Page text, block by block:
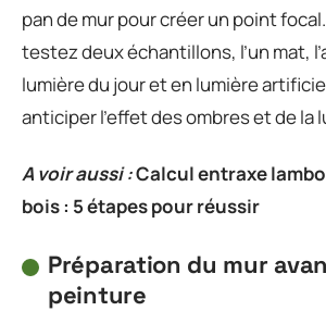
pan de mur pour créer un point
testez deux échantillons, l’un mat,
lumière du jour et en lumière
anticiper l’effet des ombres et de la
A voir aussi :Calcul entraxe
bois : 5 étapes pour réussir
Préparation du mur
peinture